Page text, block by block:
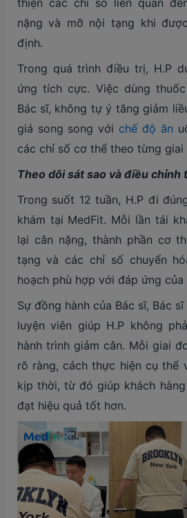
thiện các chỉ số liên quan
nặng và mỡ nội tạng khi
định.
Trong quá trình điều trị, H.P
ứng tích cực. Việc dùng
Bác sĩ, không tự ý tăng giảm
giá song song với chế độ ăn
các chỉ số cơ thể theo từng giai
Theo dõi sát sao và điều chỉnh
Trong suốt 12 tuần, H.P đi
khám tại MedFit. Mỗi lần tái
lại cân nặng, thành phần cơ
tạng và các chỉ số chuyển
hoạch phù hợp với đáp ứng của
Sự đồng hành của Bác sĩ, Bác
luyện viên giúp H.P không
hành trình giảm cân. Mỗi giai
rõ ràng, cách thực hiện cụ thể
kịp thời, từ đó giúp khách
đạt hiệu quả tốt hơn.